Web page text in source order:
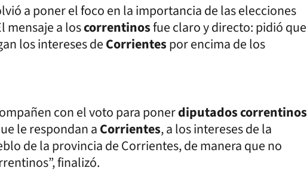
a poner el foco en la importancia de las elecciones
mensaje a loscorrentinosfue claro y directo: pidió que
los intereses deCorrientespor encima de los
con el voto para ponerdiputados correntinos
le respondan aCorrientes, a los intereses de la
de la provincia de Corrientes, de manera que no
finalizó.